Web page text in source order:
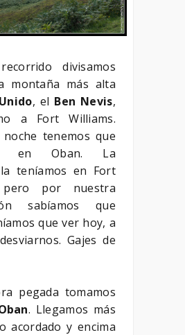
divisamos
montaña más alta
, el Ben Nevis,
a Fort Williams.
tenemos que
en Oban. La
teníamos en Fort
pero por nuestra
sabíamos que
que ver hoy, a
Gajes de
pegada tomamos
. Llegamos más
acordado y encima